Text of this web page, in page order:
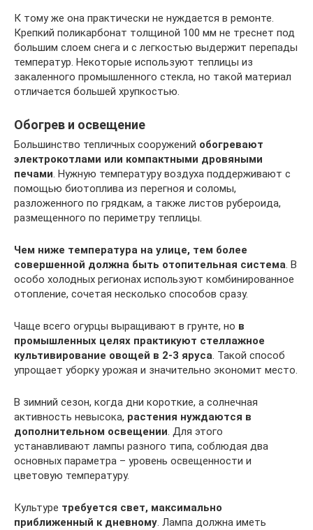
К тому же она практически не нуждается в ремонте.
Крепкий поликарбонат толщиной 100 мм не треснет под
большим слоем снега и с легкостью выдержит перепады
температур. Некоторые используют теплицы из
закаленного промышленного стекла, но такой материал
отличается большей хрупкостью.
Обогрев и освещение
Большинство тепличных сооружений обогревают
электрокотлами или компактными дровяными
печами. Нужную температуру воздуха поддерживают с
помощью биотоплива из перегноя и соломы,
разложенного по грядкам, а также листов рубероида,
размещенного по периметру теплицы.
Чем ниже температура на улице, тем более
совершенной должна быть отопительная система. В
особо холодных регионах используют комбинированное
отопление, сочетая несколько способов сразу.
Чаще всего огурцы выращивают в грунте, но в
промышленных целях практикуют стеллажное
культивирование овощей в 2-3 яруса. Такой способ
упрощает уборку урожая и значительно экономит место.
В зимний сезон, когда дни короткие, а солнечная
активность невысока, растения нуждаются в
дополнительном освещении. Для этого
устанавливают лампы разного типа, соблюдая два
основных параметра – уровень освещенности и
цветовую температуру.
Культуре требуется свет, максимально
приближенный к дневному. Лампа должна иметь